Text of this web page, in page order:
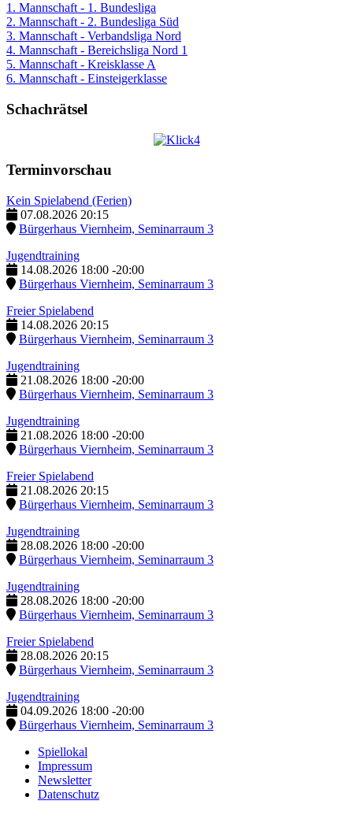
1. Mannschaft - 1. Bundesliga
2. Mannschaft - 2. Bundesliga Süd
3. Mannschaft - Verbandsliga Nord
4. Mannschaft - Bereichsliga Nord 1
5. Mannschaft - Kreisklasse A
6. Mannschaft - Einsteigerklasse
Schachrätsel
Terminvorschau
Kein Spielabend (Ferien)
07.08.2026 20:15
Bürgerhaus Viernheim, Seminarraum 3
Jugendtraining
14.08.2026 18:00 -20:00
Bürgerhaus Viernheim, Seminarraum 3
Freier Spielabend
14.08.2026 20:15
Bürgerhaus Viernheim, Seminarraum 3
Jugendtraining
21.08.2026 18:00 -20:00
Bürgerhaus Viernheim, Seminarraum 3
Jugendtraining
21.08.2026 18:00 -20:00
Bürgerhaus Viernheim, Seminarraum 3
Freier Spielabend
21.08.2026 20:15
Bürgerhaus Viernheim, Seminarraum 3
Jugendtraining
28.08.2026 18:00 -20:00
Bürgerhaus Viernheim, Seminarraum 3
Jugendtraining
28.08.2026 18:00 -20:00
Bürgerhaus Viernheim, Seminarraum 3
Freier Spielabend
28.08.2026 20:15
Bürgerhaus Viernheim, Seminarraum 3
Jugendtraining
04.09.2026 18:00 -20:00
Bürgerhaus Viernheim, Seminarraum 3
Spiellokal
Impressum
Newsletter
Datenschutz